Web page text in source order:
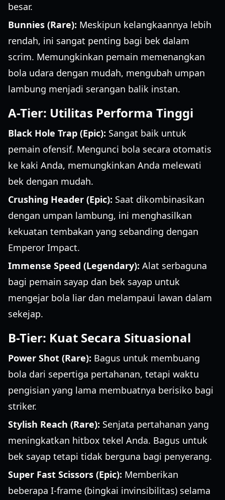
besar.
Bunnies (Rare): Meskipun kelangkaannya lebih
rendah, ini sangat penting bagi bek dalam
scrim. Memungkinkan pemain memenangkan
bola udara dengan mudah, mengubah umpan
lambung menjadi serangan balik instan.
A-Tier: Utilitas Performa Tinggi
Black Hole Trap (Epic): Sangat baik untuk
pemain ofensif. Mengunci bola secara otomatis
ke kaki Anda, memungkinkan Anda melewati
bek dengan mudah.
Crushing Header (Epic): Saat dikombinasikan
dengan umpan lambung, ini menghasilkan
kekuatan tembakan yang sebanding dengan
Emperor Impact.
Immense Speed (Legendary): Alat serbaguna
bagi pemain sayap dan bek sayap untuk
mengejar bola liar dan melampaui lawan dalam
sekejap.
B-Tier: Kuat Secara Situasional
Power Shot (Rare): Bagus untuk membuang
bola dari sepertiga pertahanan, tetapi waktu
pengisian yang lama membuatnya berisiko bagi
striker.
Stylish Reach (Rare): Senjata pertahanan yang
meningkatkan hitbox tekel Anda. Bagus untuk
bek sayap tetapi tidak berguna bagi penyerang.
Super Fast Scissors (Epic): Memberikan
beberapa I-frame (bingkai invinsibilitas) selama